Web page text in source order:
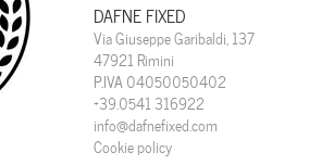
DAFNE FIXED
Via Giuseppe Garibaldi, 137
47921 Rimini
P.IVA 04050050402
+39.0541 316922
info@dafnefixed.com
Cookie policy